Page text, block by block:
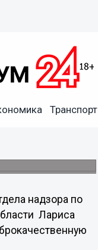
Транспорт
надзора по
Лариса